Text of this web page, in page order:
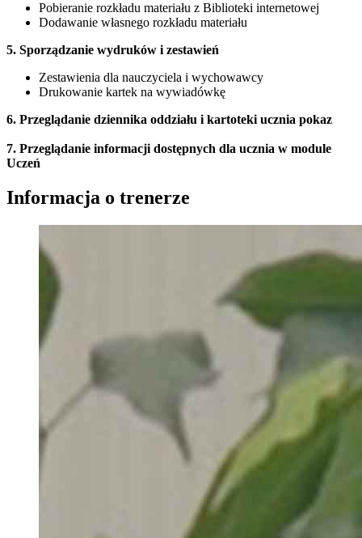
Pobieranie rozkładu materiału z Biblioteki internetowej
Dodawanie własnego rozkładu materiału
5. Sporządzanie wydruków i zestawień
Zestawienia dla nauczyciela i wychowawcy
Drukowanie kartek na wywiadówkę
6. Przeglądanie dziennika oddziału i kartoteki ucznia pokaz
7. Przeglądanie informacji dostępnych dla ucznia w module
Uczeń
Informacja o trenerze